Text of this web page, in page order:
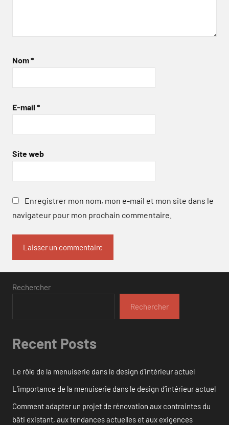
Nom*
E-mail *
Site web
Enregistrer mon nom, mon e-mail et mon site dans le
navigateur pour mon prochain commentaire.
Rechercher
Rechercher
Recent Posts
Le rôle de la menuiserie dans le design d’intérieur actuel
L’importance de la menuiserie dans le design d’intérieur actuel
Comment adapter un projet de rénovation aux contraintes du
bâti existant, aux tendances actuelles et aux exigences